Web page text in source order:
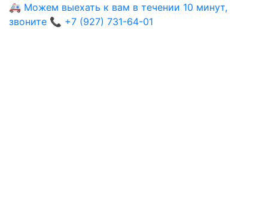
🚑 Можем выехать к вам в течении 10 минут,
звоните 📞 +7 (927) 731-64-01